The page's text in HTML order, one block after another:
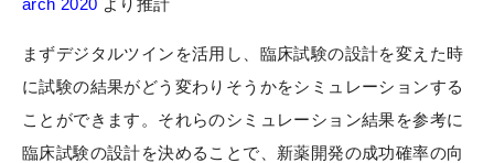
arch 2020 より推計
まずデジタルツインを活用し、臨床試験の設計を変えた時
に試験の結果がどう変わりそうかをシミュレーションする
ことができます。それらのシミュレーション結果を参考に
臨床試験の設計を決めることで、新薬開発の成功確率の向